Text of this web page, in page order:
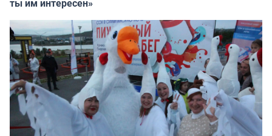
ты им интересен»